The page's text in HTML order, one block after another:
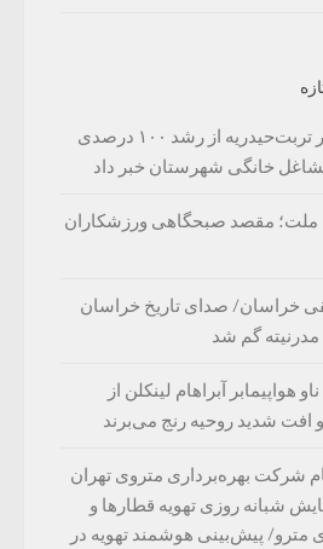
فرماندار تربت‌حیدریه از رشد ۱۰۰ درصدی
خانگی شهرستان خبر داد
ملت؛ مقصد صبحگاهی ورزشکاران
خراسان/ صدای تاریخ خراسان
گم شد
هواپیمابر آبراهام لینکلن از
افت شدید روحیه رنج می‌برند
شرکت بهره‌برداری متروی تهران
شبانه روزی تهویه قطارها و
مترو/ پیش‌بینی هوشمند تهویه در